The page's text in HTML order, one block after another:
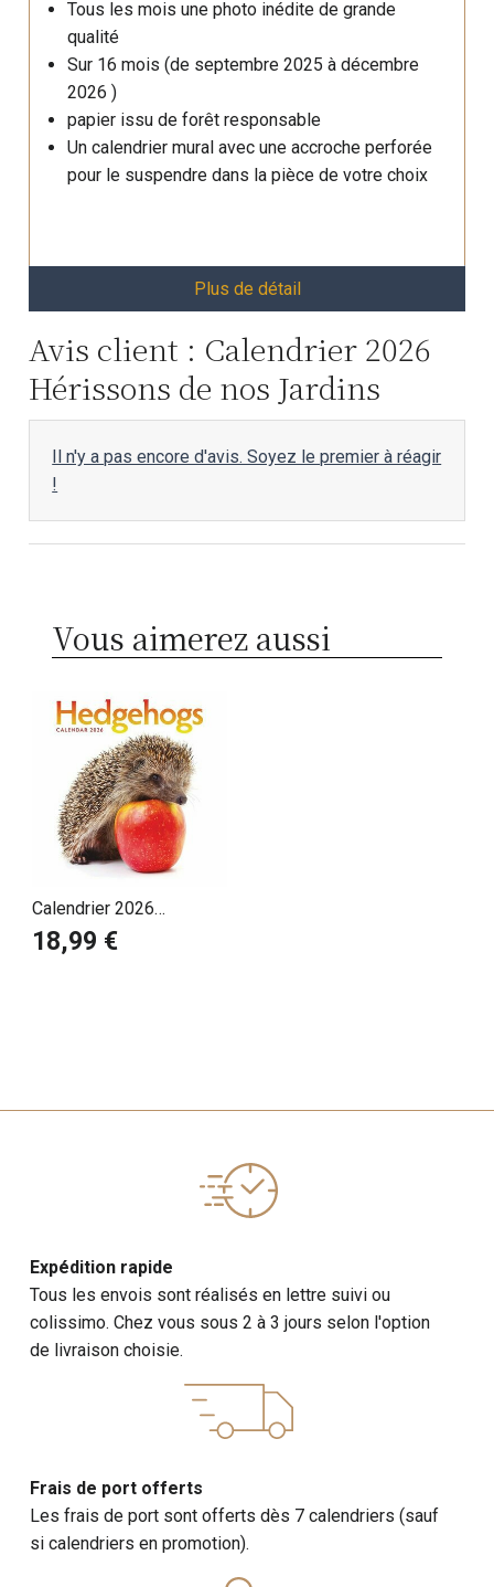
Tous les mois une photo inédite de grande
qualité
Sur 16 mois (de septembre 2025 à décembre
2026 )
papier issu de forêt responsable
Un calendrier mural avec une accroche perforée
pour le suspendre dans la pièce de votre choix
Plus de détail
Avis client : Calendrier 2026
Hérissons de nos Jardins
Il n'y a pas encore d'avis. Soyez le premier à réagir
!
Vous aimerez aussi
Calendrier 2026
Hérissons Jardins
18,99 €
Expédition rapide
Tous les envois sont réalisés en lettre suivi ou
colissimo. Chez vous sous 2 à 3 jours selon l'option
de livraison choisie.
Frais de port offerts
Les frais de port sont offerts dès 7 calendriers (sauf
si calendriers en promotion).